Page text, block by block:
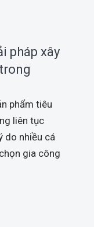
pháp xây
phẩm tiêu
liên tục
do nhiều cá
gia công